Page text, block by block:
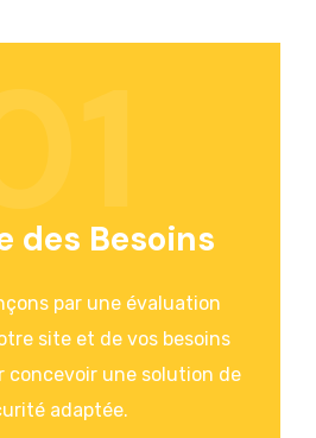
des Besoins
par une évaluation
site et de vos besoins
concevoir une solution de
adaptée.